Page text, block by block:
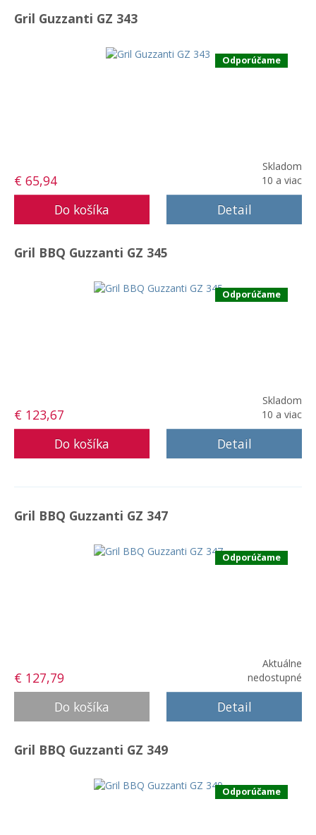
Gril Guzzanti GZ 343
Odporúčame
€ 65,94
Skladom
10 a viac
Detail
Gril BBQ Guzzanti GZ 345
Odporúčame
€ 123,67
Skladom
10 a viac
Detail
Gril BBQ Guzzanti GZ 347
Odporúčame
€ 127,79
Aktuálne
nedostupné
Detail
Gril BBQ Guzzanti GZ 349
Odporúčame